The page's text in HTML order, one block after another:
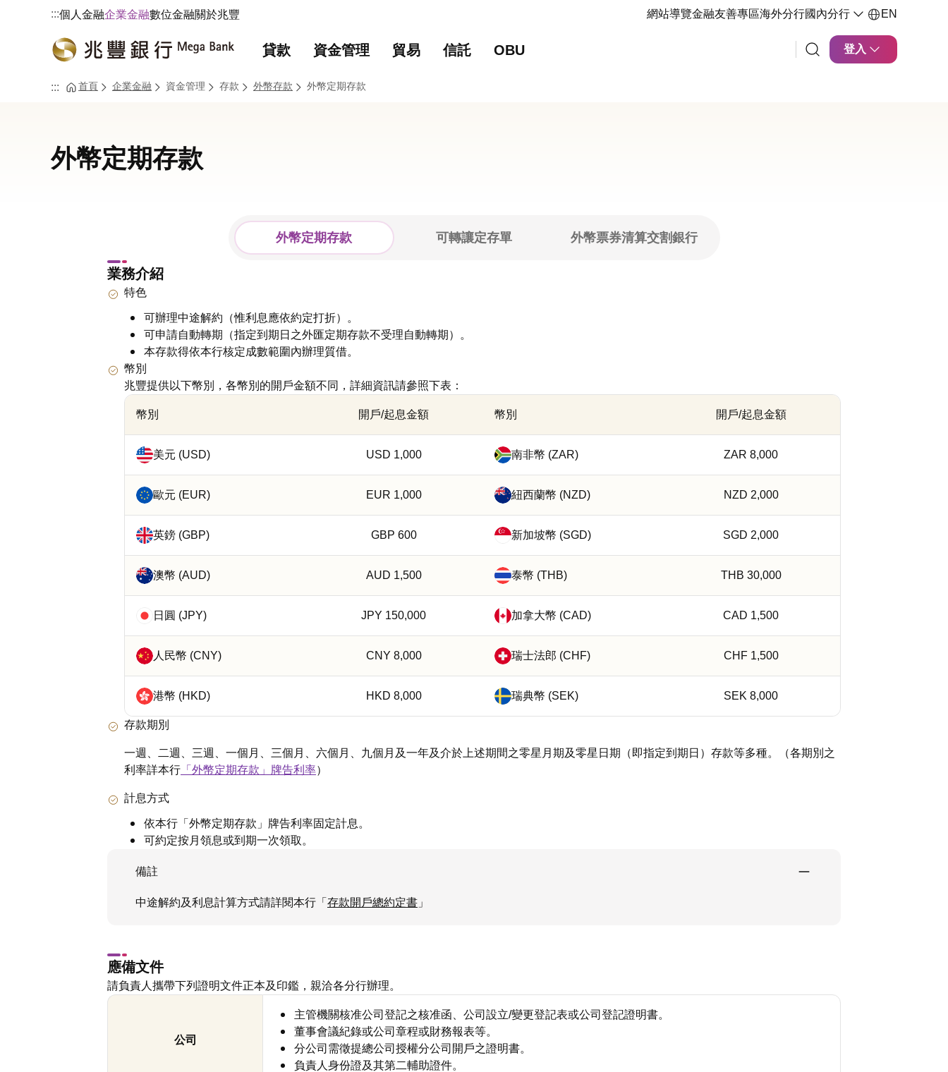
:::個人金融企業金融數位金融關於兆豐 網站導覽金融友善專區海外分行國內分行 EN
貸款 資金管理 貿易 信託 OBU 登入
::: 首頁 企業金融 資金管理 存款 外幣存款 外幣定期存款
外幣定期存款
外幣定期存款 可轉讓定存單 外幣票券清算交割銀行
業務介紹
特色
可辦理中途解約（惟利息應依約定打折）。
可申請自動轉期（指定到期日之外匯定期存款不受理自動轉期）。
本存款得依本行核定成數範圍內辦理質借。
幣別
兆豐提供以下幣別，各幣別的開戶金額不同，詳細資訊請參照下表：
幣別 開戶/起息金額 幣別 開戶/起息金額
美元 (USD) USD 1,000 南非幣 (ZAR) ZAR 8,000
歐元 (EUR) EUR 1,000 紐西蘭幣 (NZD) NZD 2,000
英鎊 (GBP) GBP 600 新加坡幣 (SGD) SGD 2,000
澳幣 (AUD) AUD 1,500 泰幣 (THB) THB 30,000
日圓 (JPY) JPY 150,000 加拿大幣 (CAD) CAD 1,500
人民幣 (CNY) CNY 8,000 瑞士法郎 (CHF) CHF 1,500
港幣 (HKD) HKD 8,000 瑞典幣 (SEK) SEK 8,000
存款期別
一週、二週、三週、一個月、三個月、六個月、九個月及一年及介於上述期間之零星月期及零星日期（即指定到期日）存款等多種。（各期別之
利率詳本行 「外幣定期存款」牌告利率）
計息方式
依本行「外幣定期存款」牌告利率固定計息。
可約定按月領息或到期一次領取。
備註
中途解約及利息計算方式請詳閱本行「 存款開戶總約定書 」
應備文件
請負責人攜帶下列證明文件正本及印鑑，親洽各分行辦理。
公司
主管機關核准公司登記之核准函、公司設立/變更登記表或公司登記證明書。
董事會議紀錄或公司章程或財務報表等。
分公司需徵提總公司授權分公司開戶之證明書。
負責人身份證及其第二輔助證件。